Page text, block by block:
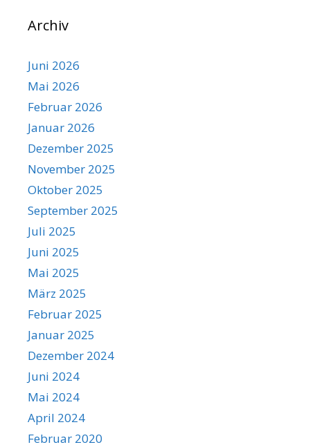
Archiv
Juni 2026
Mai 2026
Februar 2026
Januar 2026
Dezember 2025
November 2025
Oktober 2025
September 2025
Juli 2025
Juni 2025
Mai 2025
März 2025
Februar 2025
Januar 2025
Dezember 2024
Juni 2024
Mai 2024
April 2024
Februar 2020